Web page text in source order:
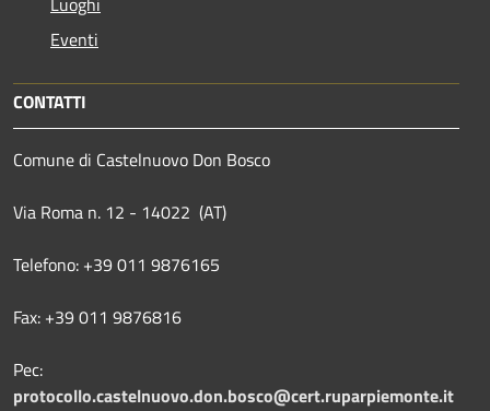
Eventi
CONTATTI
Comune di Castelnuovo Don Bosco
Via Roma n. 12 - 14022 (AT)
Telefono: +39 011 9876165
Fax: +39 011 9876816
Pec:
protocollo.castelnuovo.don.bosco@cert.ruparpiemonte.it